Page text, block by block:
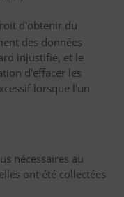
d'obtenir du
des données
injustifié, et le
d'effacer les
lorsque l'un
nécessaires au
ont été collectées